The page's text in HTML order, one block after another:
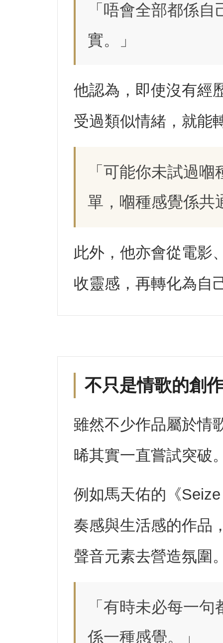
「唔會全部都係
實。」
他認為，即使沒有經
受過類似情緒，就能
「可能你未試過
單，嗰種感覺係共
此外，他亦會從電影
收靈感，再轉化為自
不只是情歌的創
雖然不少作品屬於情
晞其實一直嘗試突破
例如馬天佑的《
奏感與生活感的作品
聲音元素去營造氛圍
「有時未必每一
係一種感覺。」